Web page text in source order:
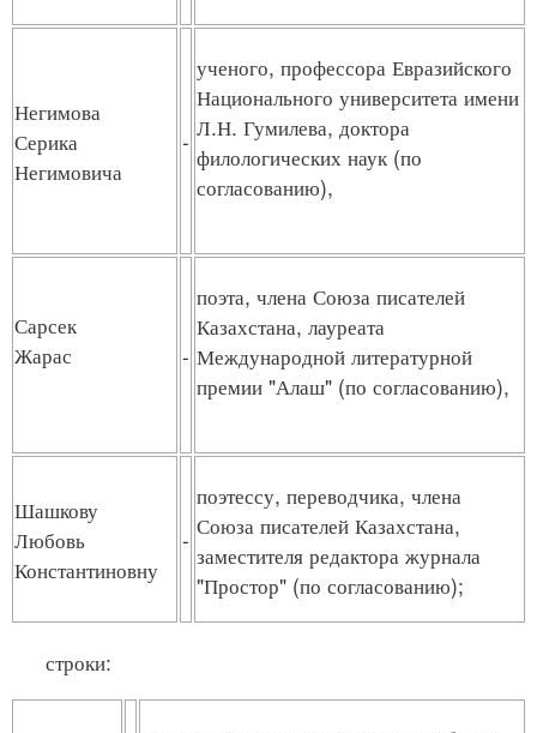
Негимова
Серика
Негимовича
-
ученого, профессора Евразийского
Национального университета имени
Л.Н. Гумилева, доктора
филологических наук (по
согласованию),
Сарсек
Жарас
-
поэта, члена Союза писателей
Казахстана, лауреата
Международной литературной
премии "Алаш" (по согласованию),
Шашкову
Любовь
Константиновну
-
поэтессу, переводчика, члена
Союза писателей Казахстана,
заместителя редактора журнала
"Простор" (по согласованию);
строки: